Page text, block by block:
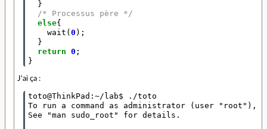
}
/* Processus père */
else{
wait (0 );
}
return
0 ;
}
J'ai ça :
toto@ThinkPad:~/lab$ ./toto
To run a command as administrator (user "root"),
See "man sudo_root" for details.